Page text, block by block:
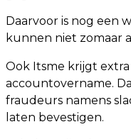
Daarvoor is nog een
kunnen niet zomaar
Ook Itsme krijgt
accountovername.
fraudeurs namens
laten bevestigen.